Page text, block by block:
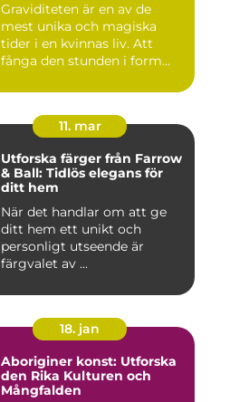
Graviditeten är en av de
mest unika och magiska
tider i en kvinnas liv. Att
fånga den stunden i form...
11. mar
Utforska färger från Farrow
& Ball: Tidlös elegans för
ditt hem
När det handlar om att ge
ditt hem ett unikt och
personligt utseende är
färgvalet av ...
18. jan
Aboriginer konst: Utforska
den Rika Kulturen och
Mångfalden